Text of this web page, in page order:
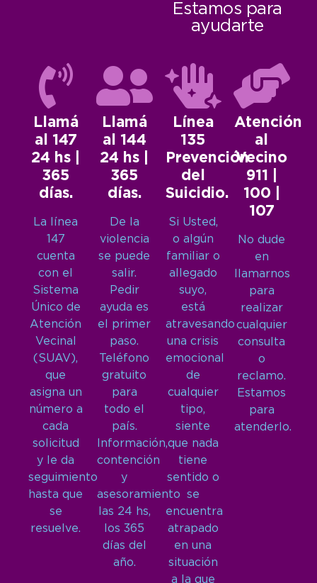
Estamos para
ayudarte
Llamá
al 147
24 hs |
365
días.
La línea
147
cuenta
con el
Sistema
Único de
Atención
Vecinal
(SUAV),
que
asigna un
número a
cada
solicitud
y le da
seguimiento
hasta que
se
resuelve.
Llamá
al 144
24 hs |
365
días.
De la
violencia
se puede
salir.
Pedir
ayuda es
el primer
paso.
Teléfono
gratuito
para
todo el
país.
Información,
contención
y
asesoramiento
las 24 hs,
los 365
días del
año.
Línea
135
Prevención
del
Suicidio.
Si Usted,
o algún
familiar o
allegado
suyo,
está
atravesando
una crisis
emocional
de
cualquier
tipo,
siente
que nada
tiene
sentido o
se
encuentra
atrapado
en una
situación
a la que
Atención
al
Vecino
911 |
100 |
107
No dude
en
llamarnos
para
realizar
cualquier
consulta
o
reclamo.
Estamos
para
atenderlo.